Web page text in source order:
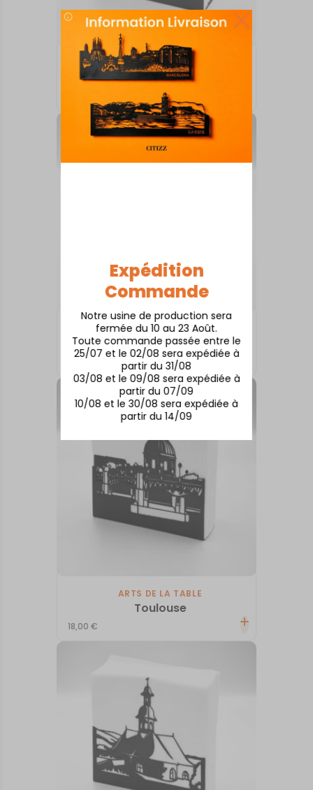
Expédition
Commande
Notre usine de production sera
fermée du 10 au 23 Août.
Toute commande passée entre le
25/07 et le 02/08 sera expédiée à
partir du 31/08
03/08 et le 09/08 sera expédiée à
partir du 07/09
10/08 et le 30/08 sera expédiée à
partir du 14/09
ARTS DE LA TABLE
Alençon
ARTS DE LA TABLE
Biarritz
18,00
ARTS DE LA TABLE
Toulouse
18,00€